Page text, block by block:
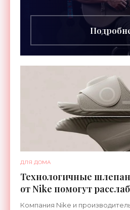
инструментов –
грифа.
ДЛЯ ДОМА
Технологичные
от Nike помогут
ноги после
Компания Nike и